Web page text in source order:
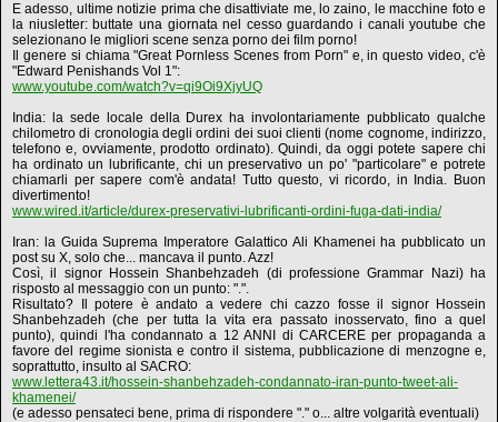
E adesso, ultime notizie prima che disattiviate me, lo zaino, le macchine foto e
la niusletter: buttate una giornata nel cesso guardando i canali youtube che
selezionano le migliori scene senza porno dei film porno!
Il genere si chiama "Great Pornless Scenes from Porn" e, in questo video, c'è
"Edward Penishands Vol 1":
www.youtube.com/watch?v=qi9Oi9XjyUQ
India: la sede locale della Durex ha involontariamente pubblicato qualche
chilometro di cronologia degli ordini dei suoi clienti (nome cognome, indirizzo,
telefono e, ovviamente, prodotto ordinato). Quindi, da oggi potete sapere chi
ha ordinato un lubrificante, chi un preservativo un po' "particolare" e potrete
chiamarli per sapere com'è andata! Tutto questo, vi ricordo, in India. Buon
divertimento!
www.wired.it/article/durex-preservativi-lubrificanti-ordini-fuga-dati-india/
Iran: la Guida Suprema Imperatore Galattico Ali Khamenei ha pubblicato un
post su X, solo che... mancava il punto. Azz!
Così, il signor Hossein Shanbehzadeh (di professione Grammar Nazi) ha
risposto al messaggio con un punto: ".".
Risultato? Il potere è andato a vedere chi cazzo fosse il signor Hossein
Shanbehzadeh (che per tutta la vita era passato inosservato, fino a quel
punto), quindi l'ha condannato a 12 ANNI di CARCERE per propaganda a
favore del regime sionista e contro il sistema, pubblicazione di menzogne e,
soprattutto, insulto al SACRO:
www.lettera43.it/hossein-shanbehzadeh-condannato-iran-punto-tweet-ali-
khamenei/
(e adesso pensateci bene, prima di rispondere "." o... altre volgarità eventuali)